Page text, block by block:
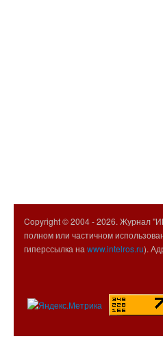
Copyright © 2004 -2026. Журнал
полном или частичном
гиперссылка на www.intelros.ru).